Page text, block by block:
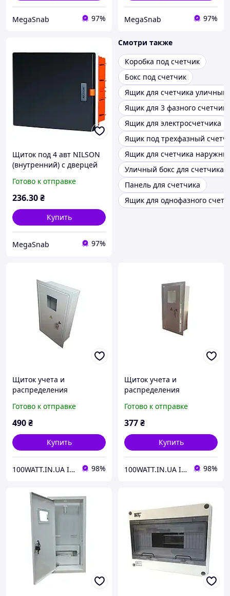
MegaSnab 97% MegaSnab 97%
Щиток под 4 авт NILSON
(внутренний) с дверцей
Готово к отправке
236.30₴
Купить
MegaSnab 97%
Смотри также
Коробка под счетчик
Бокс под счетчик
Ящик для счетчика уличный
Ящик для 3 фазного счетчика
Ящик для электросчетчика
Ящик под трехфазный
Ящик для счетчика
Уличный бокс для счетчика
Панель для счетчика
Ящик для однофазного
Щиток учета и
распределения
0698
Готово к отправке
490₴
Купить
100WATT.IN.UA ІНТЕРНЕТ-МАГАЗИН 98%
Щиток учета и
распределения
монтаж 0971
Готово к отправке
377₴
Купить
100WATT.IN.UA ІНТЕРНЕТ-МАГАЗИН 98%